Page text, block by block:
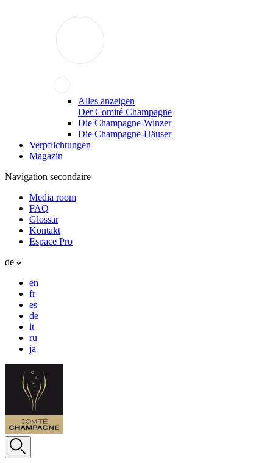
Alles anzeigen
Der Comité Champagne
Die Champagne-Winzer
Die Champagne-Häuser
Verpflichtungen
Magazin
Navigation secondaire
Media room
FAQ
Glossar
Kontakt
Espace Pro
de
en
fr
es
de
it
ru
ja